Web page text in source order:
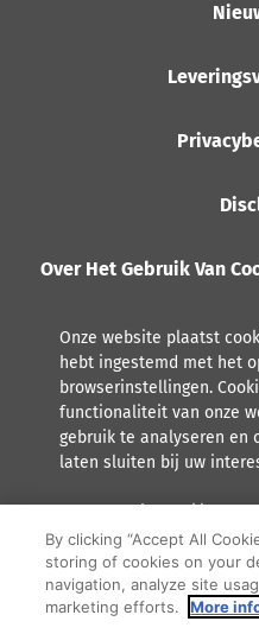
Over Het Gebruik Van
Onze website plaatst
hebt ingestemd met het
browserinstellingen.
functionaliteit van onze
gebruik te analyseren en
laten sluiten bij uw
Lees meer over hoe Orkla met
inclusief het recht tot inzage.
F
By clicking “Accept All
storing of cookies on your
navigation, analyze site
marketing efforts.
More